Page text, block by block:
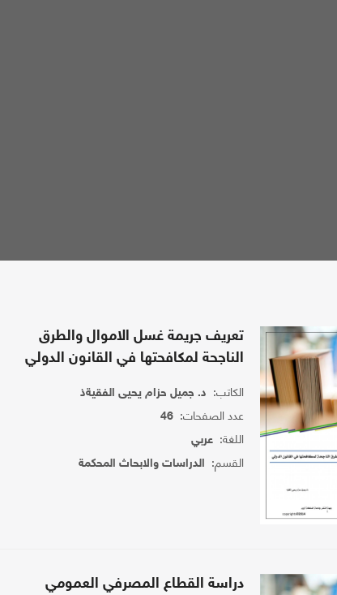
تعريف جريمة غسل الاموال والطرق
الناجحة لمكافحتها في القانون الدولي
الكاتب: د. جميل حزام يحيى الفقيةذ
عدد الصفحات:46
اللغة:عربي
القسم: الدراسات والابحاث المحكمة
دراسة القطاع المصرفي العمومي